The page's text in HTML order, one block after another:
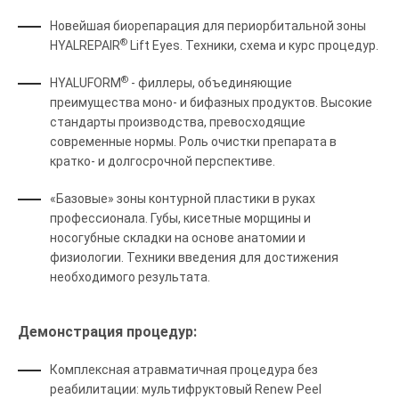
Новейшая биорепарация для периорбитальной зоны
HYALREPAIR® Lift Eyes. Техники, схема и курс процедур.
HYALUFORM® - филлеры, объединяющие
преимущества моно- и бифазных продуктов. Высокие
стандарты производства, превосходящие
современные нормы. Роль очистки препарата в
кратко- и долгосрочной перспективе.
«Базовые» зоны контурной пластики в руках
профессионала. Губы, кисетные морщины и
носогубные складки на основе анатомии и
физиологии. Техники введения для достижения
необходимого результата.
Демонстрация процедур:
Комплексная атравматичная процедура без
реабилитации: мультифруктовый Renew Peel